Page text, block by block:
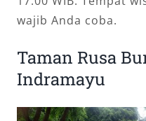
wajib Anda coba.
Taman Rusa
Indramayu